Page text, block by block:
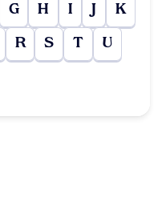
G H I J K
R S T U